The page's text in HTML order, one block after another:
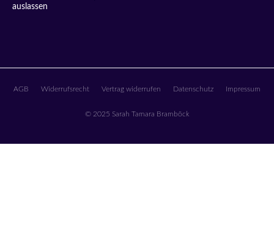
auslassen
© 2025 Sarah Tamara Bramböck
AGB Widerrufsrecht Vertrag widerrufen Datenschutz Impressum